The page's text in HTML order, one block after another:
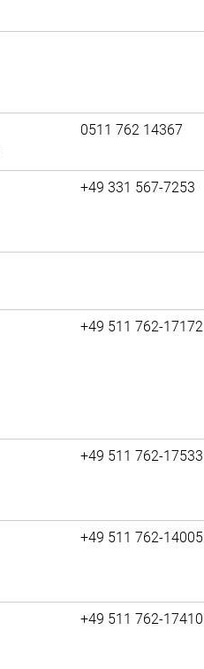
0511 762 14367
+49 331 567-7253
+49 511 762-17172
+49 511 762-17533
+49 511 762-14005
+49 511 762-17410